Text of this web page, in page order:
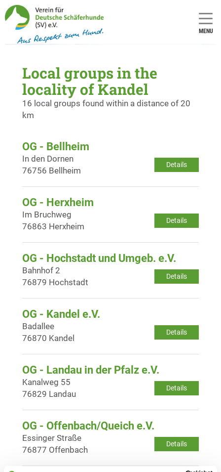
MENU
Local groups in the
locality of Kandel
16 local groups found within a distance of 20
km
OG - Bellheim
Details
In den Dornen
76756 Bellheim
OG - Herxheim
Details
Im Bruchweg
76863 Herxheim
OG - Hochstadt und Umgeb. e.V.
Details
Bahnhof 2
76879 Hochstadt
OG - Kandel e.V.
Details
Badallee
76870 Kandel
OG - Landau in der Pfalz e.V.
Details
Kanalweg 55
76829 Landau
OG - Offenbach/Queich e.V.
Details
Essinger Straße
76877 Offenbach